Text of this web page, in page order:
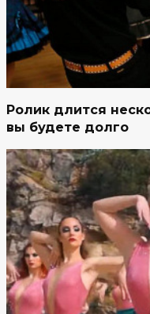
Ролик длится
вы будете долго